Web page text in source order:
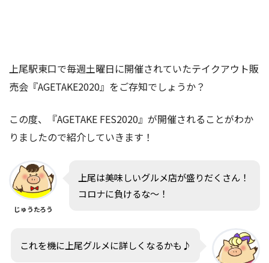
上尾駅東口で毎週土曜日に開催されていたテイクアウト販
売会『AGETAKE2020』をご存知でしょうか？
この度、『AGETAKE FES2020』が開催されることがわか
りましたので紹介していきます！
じゅうたろう
上尾は美味しいグルメ店が盛りだくさん！
コロナに負けるな〜！
これを機に上尾グルメに詳しくなるかも♪